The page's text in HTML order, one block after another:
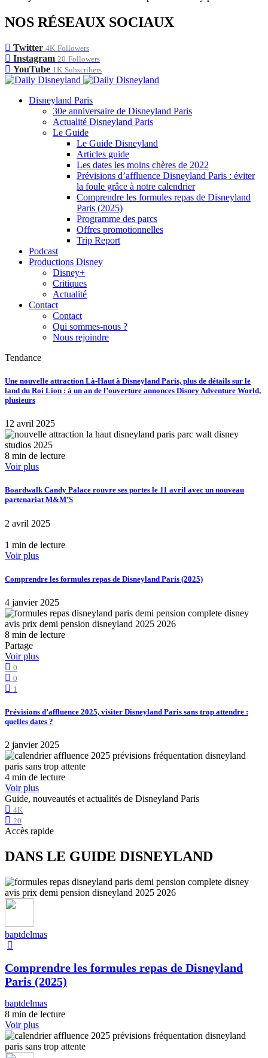
NOS RÉSEAUX SOCIAUX
Twitter 4K Followers
Instagram 20 Followers
YouTube 1K Subscribers
Disneyland Paris
30e anniversaire de Disneyland Paris
Actualité Disneyland Paris
Le Guide
Le Guide Disneyland
Articles guide
Les dates les moins chères de 2022
Prévisions d’affluence Disneyland Paris : éviter
la foule grâce à notre calendrier
Comprendre les formules repas de Disneyland
Paris (2025)
Programme des parcs
Offres promotionnelles
Trip Report
Podcast
Productions Disney
Disney+
Critiques
Actualité
Contact
Contact
Qui sommes-nous ?
Nous rejoindre
Tendance
Une nouvelle attraction Là-Haut à Disneyland Paris, plus de détails sur le
land du Roi Lion : à un an de l’ouverture annonces Disney Adventure World,
plusieurs
12 avril 2025
8 min de lecture
Voir plus
Boardwalk Candy Palace rouvre ses portes le 11 avril avec un nouveau
partenariat M&M’S
2 avril 2025
1 min de lecture
Voir plus
Comprendre les formules repas de Disneyland Paris (2025)
4 janvier 2025
8 min de lecture
Partage
Voir plus
0
0
1
Prévisions d’affluence 2025, visiter Disneyland Paris sans trop attendre :
quelles dates ?
2 janvier 2025
4 min de lecture
Voir plus
Guide, nouveautés et actualités de Disneyland Paris
4K
20
Accès rapide
DANS LE GUIDE DISNEYLAND
baptdelmas
Comprendre les formules repas de Disneyland
Paris (2025)
baptdelmas
8 min de lecture
Voir plus